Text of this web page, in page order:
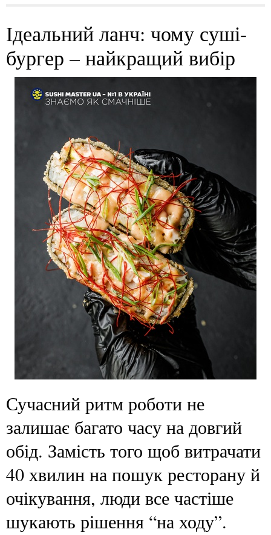
Ідеальний ланч: чому суші-
бургер – найкращий вибір
Сучасний ритм роботи не
залишає багато часу на довгий
обід. Замість того щоб витрачати
40 хвилин на пошук ресторану й
очікування, люди все частіше
шукають рішення “на ходу”.